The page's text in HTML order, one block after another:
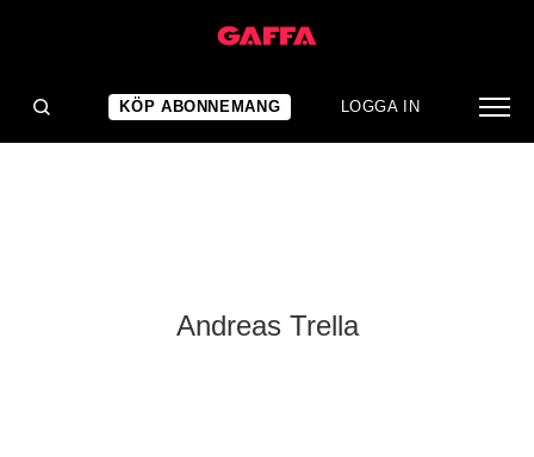
KÖP ABONNEMANG LOGGA IN
Andreas Trella